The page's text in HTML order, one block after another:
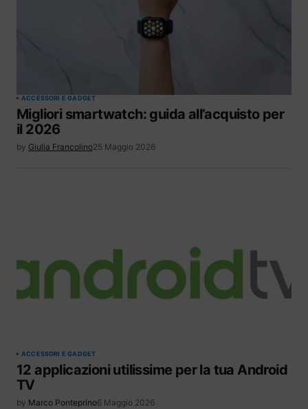
ACCESSORI E GADGET
Migliori smartwatch: guida all’acquisto per
il 2026
by Giulia Francolino25 Maggio 2026
ACCESSORI E GADGET
12 applicazioni utilissime per la tua Android
TV
by Marco Ponteprino6 Maggio 2026